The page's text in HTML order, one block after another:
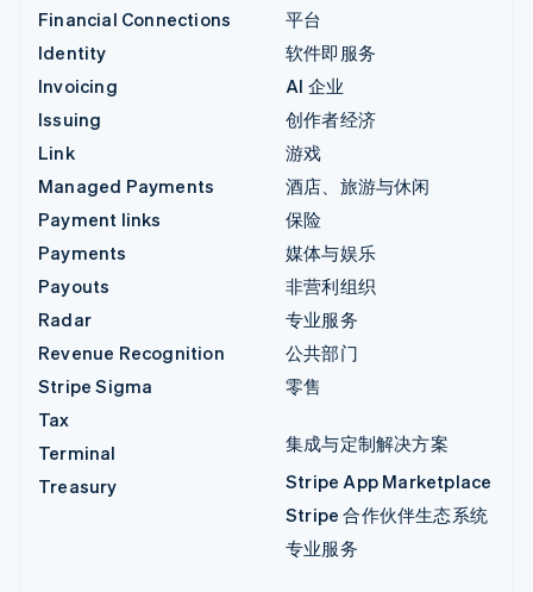
Financial Connections
Identity
Invoicing
Issuing
Link
Managed Payments
Payment links
Payments
Payouts
Radar
Revenue Recognition
Stripe Sigma
Tax
Terminal
Treasury
平台
软件即服务
AI 企业
创作者经济
游戏
酒店、旅游与休闲
保险
媒体与娱乐
非营利组织
专业服务
公共部门
零售
集成与定制解决方案
Stripe App Marketplace
Stripe 合作伙伴生态系统
专业服务